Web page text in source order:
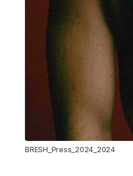
BRESH_Press_2024_2024